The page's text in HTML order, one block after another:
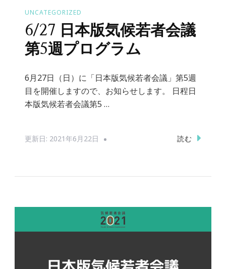
UNCATEGORIZED
6/27 日本版気候若者会議
第5週プログラム
6月27日（日）に「日本版気候若者会議」第5週
目を開催しますので、お知らせします。 日程日
本版気候若者会議第5 …
更新日: 2021年6月22日 読む